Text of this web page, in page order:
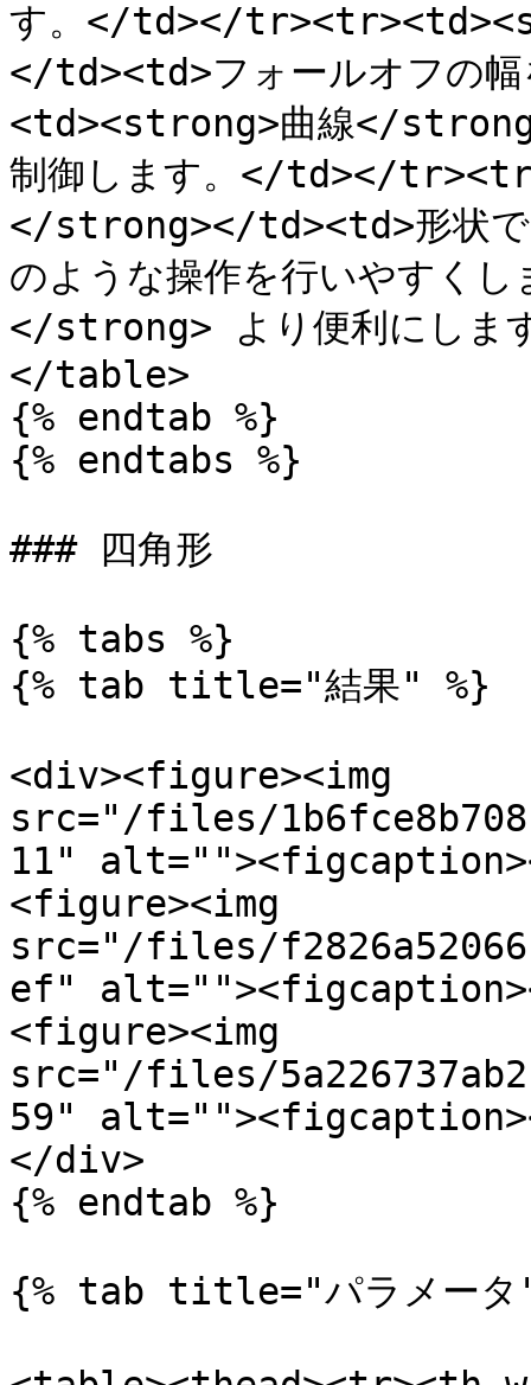
す。</td></
</td><td>フォールオフの
<td><strong>曲線</
制御します。</td></
</strong></td><td>形状で
のような操作を行いやすく
</strong> より便利にし
</table>
{% endtab %}
{% endtabs %}
### 四角形
{% tabs %}
{% tab title="結果" %}
<div><figure><img
src="/files/
11"
<figure><img
src="/files/
ef"
<figure><img
src="/files/
59"
</div>
{% endtab %}
{% tab title="パラメータ